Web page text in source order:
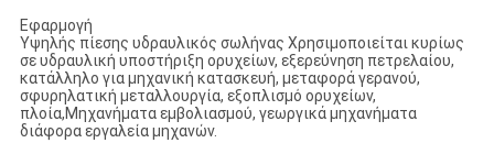
Εφαρμογή
Υψηλής πίεσης υδραυλικός σωλήνας Χρησιμοποιείται κυρίως
σε υδραυλική υποστήριξη ορυχείων, εξερεύνηση πετρελαίου,
κατάλληλο για μηχανική κατασκευή, μεταφορά γερανού,
σφυρηλατική μεταλλουργία, εξοπλισμό ορυχείων,
πλοία,Μηχανήματα εμβολιασμού, γεωργικά μηχανήματα
διάφορα εργαλεία μηχανών.